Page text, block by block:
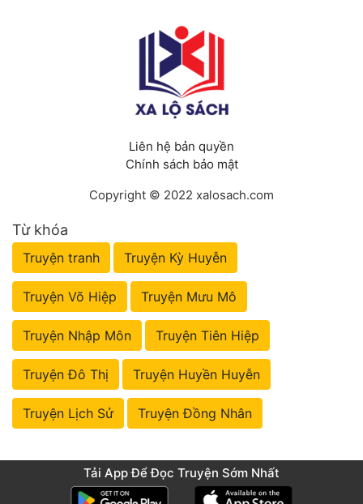
Liên hệ bản quyền
Chính sách bảo mật
Copyright © 2022 xalosach.com
Từ khóa
Truyện tranh Truyện Kỳ Huyễn
Truyện Võ Hiệp Truyện Mưu Mô
Truyện Nhập Môn Truyện Tiên Hiệp
Truyện Đô Thị Truyện Huyền Huyễn
Truyện Lịch Sử Truyện Đồng Nhân
Tải App Để Đọc Truyện Sớm Nhất